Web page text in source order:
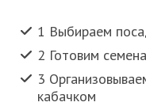
1 Выбираем
2 Готовим
3
кабачком